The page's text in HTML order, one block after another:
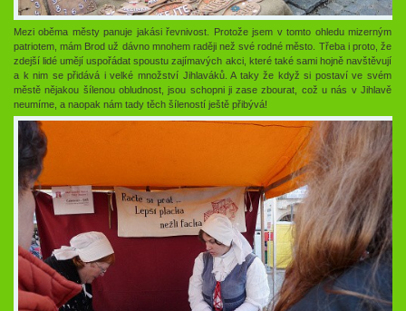
Mezi oběma městy panuje jakási řevnivost. Protože jsem v tomto ohledu mizerným
patriotem, mám Brod už dávno mnohem raději než své rodné město. Třeba i proto, že
zdejší lidé umějí uspořádat spoustu zajímavých akci, které také sami hojně navštěvují
a k nim se přidává i velké množství Jihlaváků. A taky že když si postaví ve svém
městě nějakou šílenou obludnost, jsou schopni ji zase zbourat, což u nás v Jihlavě
neumíme, a naopak nám tady těch šíleností ještě přibývá!